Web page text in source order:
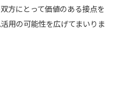
方にとって価値のある接点を
用の可能性を広げてまいりま